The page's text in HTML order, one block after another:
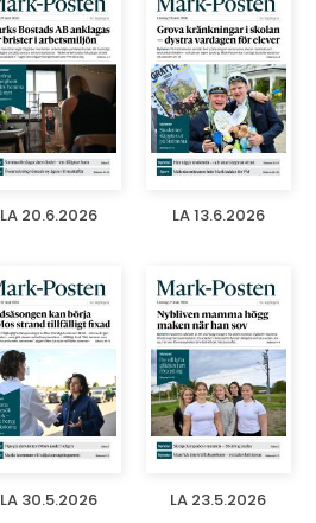
LA 20.6.2026 LA 13.6.2026
LA 30.5.2026 LA 23.5.2026